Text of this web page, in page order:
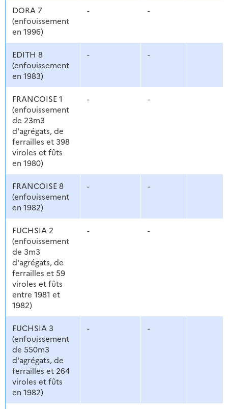
DORA 7
(enfouissement
en 1996)
- -
EDITH 8
(enfouissement
en 1983)
- -
FRANCOISE 1
(enfouissement
de 23m3
d'agrégats, de
ferrailles et 398
viroles et fûts
en 1980)
- -
FRANCOISE 8
(enfouissement
en 1982)
- -
FUCHSIA 2
(enfouissement
de 3m3
d'agrégats, de
ferrailles et 59
viroles et fûts
entre 1981 et
1982)
- -
FUCHSIA 3
(enfouissement
de 550m3
d'agrégats, de
ferrailles et 264
viroles et fûts
en 1982)
- -